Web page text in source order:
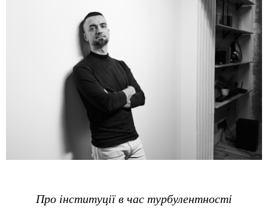
Про інституції в час турбулентності